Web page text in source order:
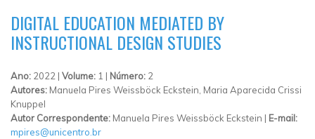
DIGITAL EDUCATION MEDIATED BY
INSTRUCTIONAL DESIGN STUDIES
Ano: 2022 | Volume: 1 | Número: 2
Autores: Manuela Pires Weissböck Eckstein, Maria Aparecida Crissi
Knuppel
Autor Correspondente: Manuela Pires Weissböck Eckstein | E-mail:
mpires@unicentro.br